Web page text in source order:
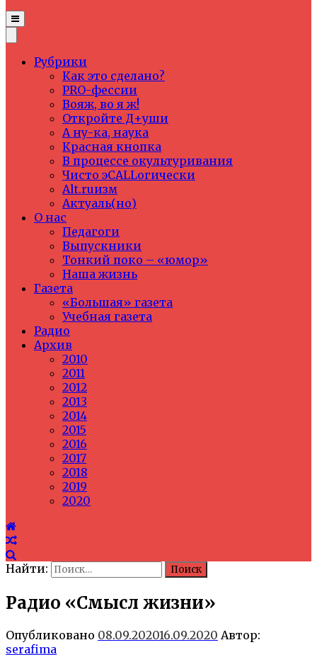
Рубрики
Как это сделано?
PRO-фессии
Вояж, во я ж!
Откройте Д+уши
А ну-ка, наука
Красная кнопка
В процессе окультуривания
Чисто эCALLогически
Alt.ruизм
Актуаль(но)
О нас
Педагоги
Выпускники
Тонкий поко – «юмор»
Наша жизнь
Газета
«Большая» газета
Учебная газета
Радио
Архив
2010
2011
2012
2013
2014
2015
2016
2017
2018
2019
2020
Найти:
Радио «Смысл жизни»
Опубликовано 08.09.202016.09.2020 Автор:
serafima